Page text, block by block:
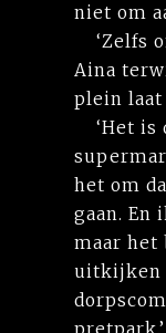
niet om
‘Zelfs
Aina
plein laat
‘Het is
het om
gaan. En
maar het
uitkijken